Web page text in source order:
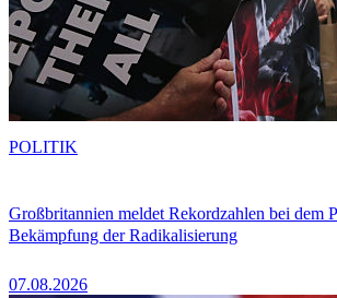
Großbritannien meldet Rekordzahlen bei dem
Bekämpfung der Radikalisierung
07.08.2026
POLITIK